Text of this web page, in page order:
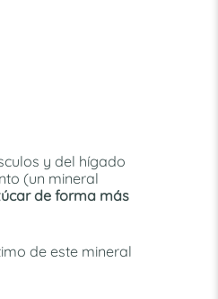
y del hígado
(un mineral
de forma más
de este mineral